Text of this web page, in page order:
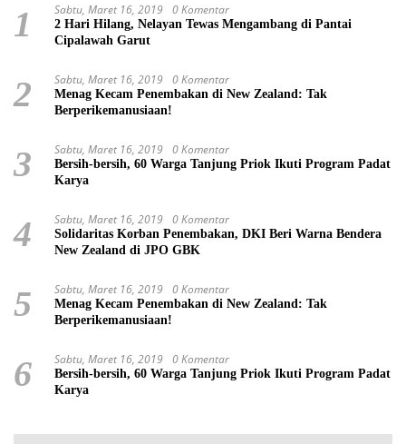
1 Sabtu, Maret 16, 2019 0 Komentar
2 Hari Hilang, Nelayan Tewas Mengambang di Pantai
Cipalawah Garut
2 Sabtu, Maret 16, 2019 0 Komentar
Menag Kecam Penembakan di New Zealand: Tak
Berperikemanusiaan!
3 Sabtu, Maret 16, 2019 0 Komentar
Bersih-bersih, 60 Warga Tanjung Priok Ikuti Program Padat
Karya
4 Sabtu, Maret 16, 2019 0 Komentar
Solidaritas Korban Penembakan, DKI Beri Warna Bendera
New Zealand di JPO GBK
5 Sabtu, Maret 16, 2019 0 Komentar
Menag Kecam Penembakan di New Zealand: Tak
Berperikemanusiaan!
6 Sabtu, Maret 16, 2019 0 Komentar
Bersih-bersih, 60 Warga Tanjung Priok Ikuti Program Padat
Karya